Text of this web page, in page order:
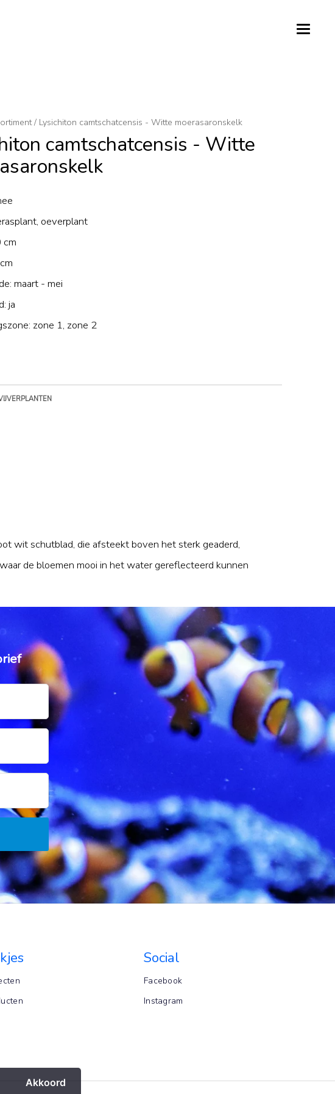
Akkoord
/ Lysichiton camtschatcensis - Witte moerasaronskelk
camtschatcensis - Witte
oeverplant
maart - mei
ja
zone 1, zone 2
wit schutblad, die afsteekt boven het sterk geaderd,
de bloemen mooi in het water gereflecteerd kunnen
Social
Facebook
Instagram